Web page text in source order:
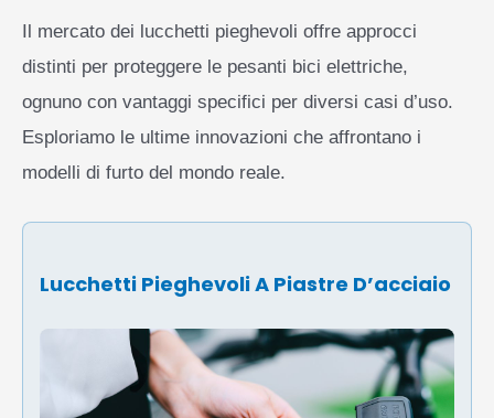
Il mercato dei lucchetti pieghevoli offre approcci
distinti per proteggere le pesanti bici elettriche,
ognuno con vantaggi specifici per diversi casi d’uso.
Esploriamo le ultime innovazioni che affrontano i
modelli di furto del mondo reale.
Lucchetti Pieghevoli A Piastre D’acciaio